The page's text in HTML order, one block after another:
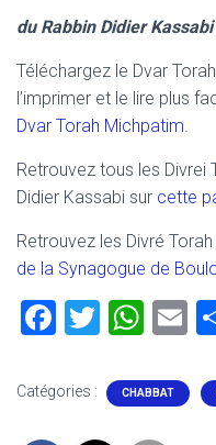
du Rabbin Didier
Téléchargez le Dvar
l’imprimer et le lire plus
Dvar Torah Michpatim.
Retrouvez tous les Divrei
Didier Kassabi sur cette
Retrouvez les Divré
de la Synagogue de
F
ce
T
tt
W
at
E
ai
Catégories : CHABBAT